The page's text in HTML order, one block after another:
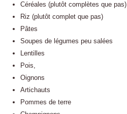
Céréales (plutôt complètes que pas)
Riz (plutôt complet que pas)
Pâtes
Soupes de légumes peu salées
Lentilles
Pois,
Oignons
Artichauts
Pommes de terre